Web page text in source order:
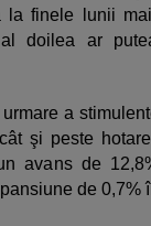
la finele lunii
doilea ar
a
şi peste
avans de
de 0,7%